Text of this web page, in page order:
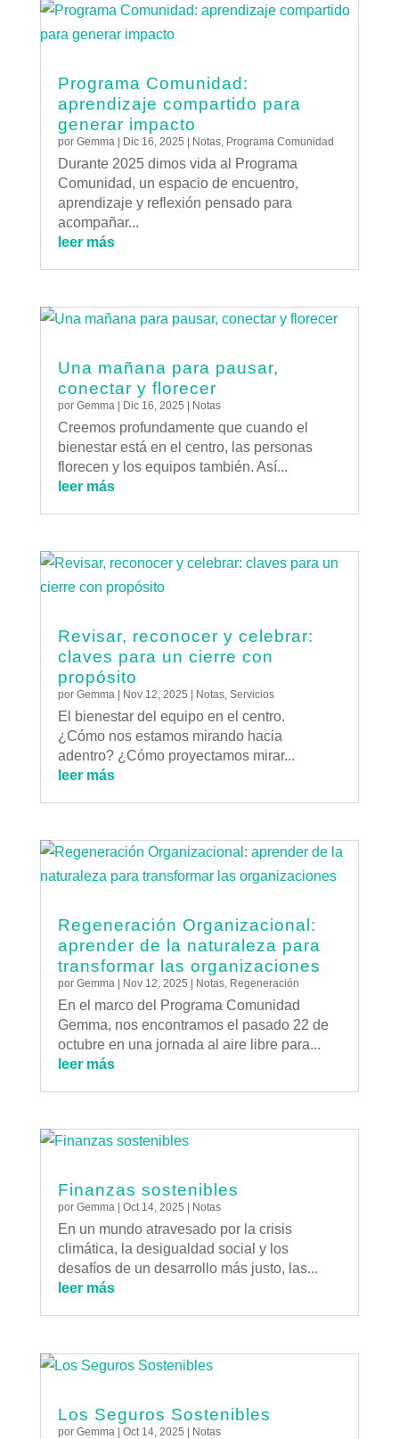
Programa Comunidad:
aprendizaje compartido para
generar impacto
por Gemma | Dic 16, 2025 | Notas, Programa Comunidad
Durante 2025 dimos vida al Programa
Comunidad, un espacio de encuentro,
aprendizaje y reflexión pensado para
acompañar...
leer más
Una mañana para pausar,
conectar y florecer
por Gemma| Dic 16, 2025 | Notas
Creemos profundamente que cuando el
bienestar está en el centro, las personas
florecen y los equipos también. Así...
leer más
Revisar, reconocer y celebrar:
claves para un cierre con
propósito
por Gemma| Nov 12, 2025 Notas, Servicios
El bienestar del equipo en el centro.
¿Cómo nos estamos mirando hacia
adentro? ¿Cómo proyectamos mirar...
leer más
Regeneración Organizacional:
aprender de la naturaleza para
transformar las organizaciones
por Gemma| Nov 12, 2025 Notas, Regeneración
En el marco del Programa Comunidad
Gemma, nos encontramos el pasado 22 de
octubre en una jornada al aire libre para...
leer más
Finanzas sostenibles
por Gemma| Oct 14, 2025 Notas
En un mundo atravesado por la crisis
climática, la desigualdad social y los
desafíos de un desarrollo más justo, las...
leer más
Los Seguros Sostenibles
por Gemma | Oct 14, 2025 | Notas